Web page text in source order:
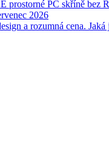
prostorné PC skříně bez
2026
a rozumná cena. Jaká